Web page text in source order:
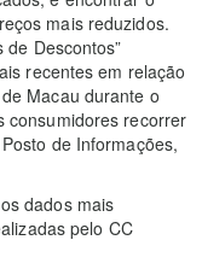
mais reduzidos.
Descontos”
recentes em relação
Macau durante o
consumidores recorrer
de Informações,
dados mais
pelo CC